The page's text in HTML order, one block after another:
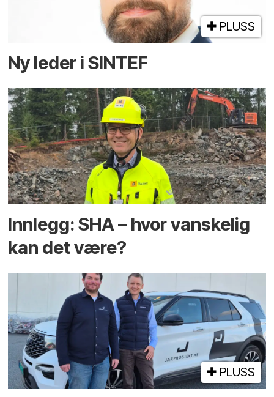
PLUSS
Ny leder i SINTEF
Innlegg: SHA – hvor vanskelig
kan det være?
PLUSS